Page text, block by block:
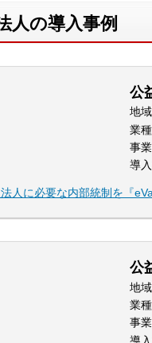
人の導入事例
公
地
業
事
導
人に必要な内部統制を『
公
地
業
事
導